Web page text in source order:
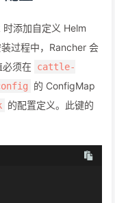
添加自定义 Helm
过程中，Rancher 会
必须在 cattle-
的 ConfigMap
的配置定义。此键的